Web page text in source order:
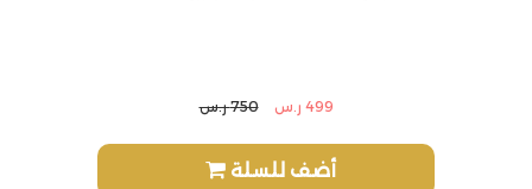
499 ر.س 750 ر.س
أضف للسلة